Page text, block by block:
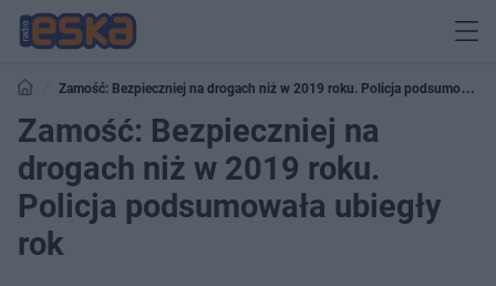
Zamość: Bezpieczniej na drogach niż w 2019 roku. Policja podsumowała
ubiegły rok
Zamość: Bezpieczniej na
drogach niż w 2019 roku.
Policja podsumowała ubiegły
rok